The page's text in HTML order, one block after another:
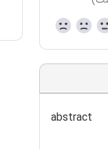
abstract